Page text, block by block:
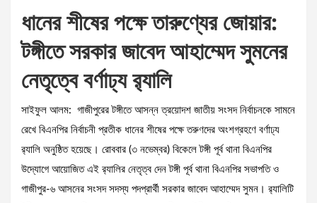
ধানের শীষের পক্ষে তারুণ্যের জোয়ার:
টঙ্গীতে সরকার জাবেদ আহাম্মেদ সুমনের
নেতৃত্বে বর্ণাঢ্য র‍্যালি
সাইফুল আলম: গাজীপুরের টঙ্গীতে আসন্ন ত্রয়োদশ জাতীয় সংসদ নির্বাচনকে সামনে
রেখে বিএনপির নির্বাচনী প্রতীক ধানের শীষের পক্ষে তরুণদের অংশগ্রহণে বর্ণাঢ্য
র‍্যালি অনুষ্ঠিত হয়েছে। রোববার (৩ নভেম্বর) বিকেলে টঙ্গী পূর্ব থানা বিএনপির
উদ্যোগে আয়োজিত এই র‍্যালির নেতৃত্ব দেন টঙ্গী পূর্ব থানা বিএনপির সভাপতি ও
গাজীপুর-৬ আসনের সংসদ সদস্য পদপ্রার্থী সরকার জাবেদ আহাম্মেদ সুমন। র‍্যালিটি